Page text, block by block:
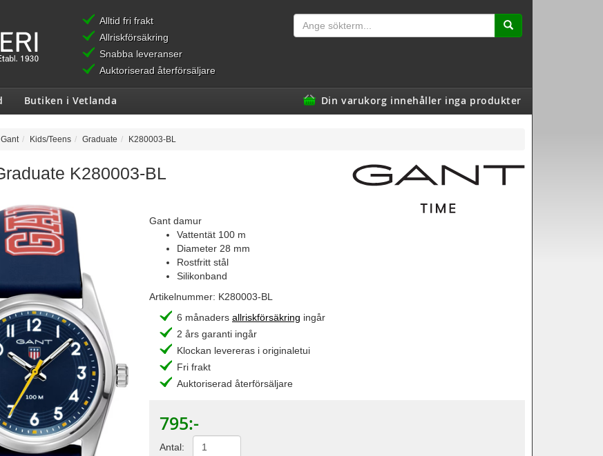
Alltid fri frakt
Allriskförsäkring
Snabba leveranser
Auktoriserad återförsäljare
Butiken i Vetlanda Din varukorg innehåller inga produkter
Gant Kids/Teens Graduate K280003-BL
K280003-BL
Gant damur
Vattentät 100 m
Diameter 28 mm
Rostfritt stål
Silikonband
Artikelnummer: K280003-BL
6 månaders allriskförsäkring ingår
2 års garanti ingår
Klockan levereras i originaletui
Fri frakt
Auktoriserad återförsäljare
795:-
Antal: